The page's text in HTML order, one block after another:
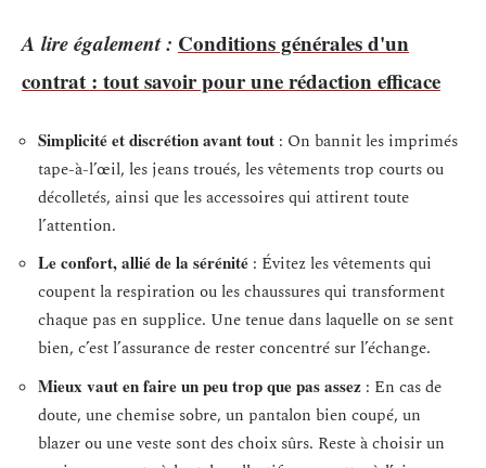
A lire également : Conditions générales d'un
contrat : tout savoir pour une rédaction efficace
Simplicité et discrétion avant tout : On bannit les imprimés
tape-à-l’œil, les jeans troués, les vêtements trop courts ou
décolletés, ainsi que les accessoires qui attirent toute
l’attention.
Le confort, allié de la sérénité : Évitez les vêtements qui
coupent la respiration ou les chaussures qui transforment
chaque pas en supplice. Une tenue dans laquelle on se sent
bien, c’est l’assurance de rester concentré sur l’échange.
Mieux vaut en faire un peu trop que pas assez : En cas de
doute, une chemise sobre, un pantalon bien coupé, un
blazer ou une veste sont des choix sûrs. Reste à choisir un